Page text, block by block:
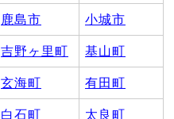
鹿島市 小城市
吉野ヶ里町 基山町
玄海町 有田町
白石町 太良町